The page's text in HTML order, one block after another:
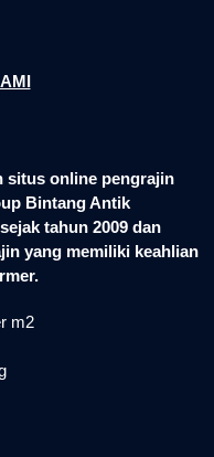
situs online pengrajin
Bintang Antik
tahun 2009 dan
yang memiliki keahlian
m2